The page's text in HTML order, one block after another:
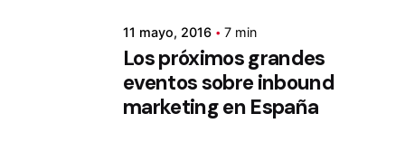
11 mayo, 2016 7 min
Los próximos grandes
eventos sobre inbound
marketing en España